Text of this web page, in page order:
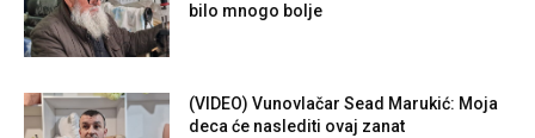
bilo mnogo bolje
(VIDEO) Vunovlačar Sead Marukić: Moja
deca će naslediti ovaj zanat